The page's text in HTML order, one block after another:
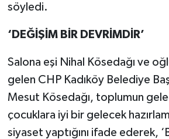
söyledi.
‘DEĞİŞİM BİR DEVRİMDİR’
Salona eşi Nihal Kösedağı ve
gelen CHP Kadıköy Belediye
Mesut Kösedağı, toplumun
çocuklara iyi bir gelecek
siyaset yaptığını ifade ederek,